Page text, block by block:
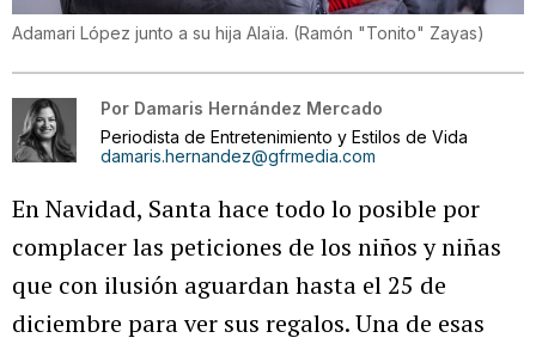
Adamari López junto a su hija Alaïa. (Ramón "Tonito" Zayas)
Por Damaris Hernández Mercado
Periodista de Entretenimiento y Estilos de Vida
damaris.hernandez@gfrmedia.com
En Navidad, Santa hace todo lo posible por
complacer las peticiones de los niños y niñas
que con ilusión aguardan hasta el 25 de
diciembre para ver sus regalos. Una de esas